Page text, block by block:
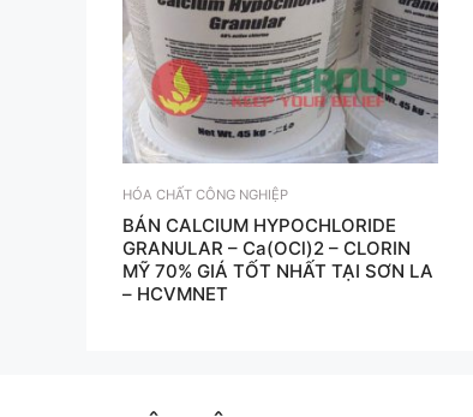
HÓA CHẤT CÔNG NGHIỆP
BÁN CALCIUM HYPOCHLORIDE
GRANULAR – Ca(OCl)2 – CLORIN
MỸ 70% GIÁ TỐT NHẤT TẠI SƠN LA
– HCVMNET